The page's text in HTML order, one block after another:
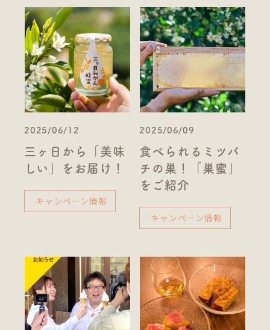
2025/06/12
三ヶ日から「美味
しい」をお届け！
キャンペーン情報
2025/06/09
食べられるミツバ
チの巣！「巣蜜」
をご紹介
キャンペーン情報